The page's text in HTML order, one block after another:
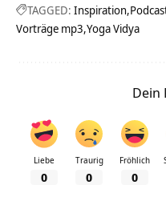
TAGGED: Inspiration
Vorträge mp3 Yoga Vidya
Dein
Liebe
0
Traurig
0
Fröhlich
0